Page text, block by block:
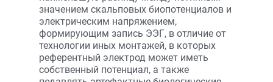
значением скальповых биопотенциалов и
электрическим напряжением,
формирующим запись ЭЭГ, в отличие от
технологии иных монтажей, в которых
референтный электрод может иметь
собственный потенциал, а также